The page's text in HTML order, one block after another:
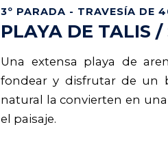
3º PARADA - TRAVESÍA DE
PLAYA DE TALIS
Una extensa playa de
fondear y disfrutar de un
natural la convierten en
el paisaje.